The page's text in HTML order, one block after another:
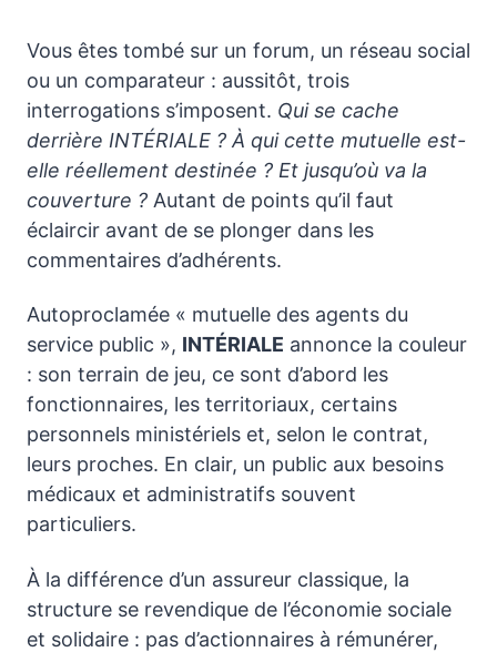
Vous êtes tombé sur un forum, un réseau social
ou un comparateur : aussitôt, trois
interrogations s’imposent. Qui se cache
derrière INTÉRIALE ? À qui cette mutuelle est-
elle réellement destinée ? Et jusqu’où va la
couverture ? Autant de points qu’il faut
éclaircir avant de se plonger dans les
commentaires d’adhérents.
Autoproclamée « mutuelle des agents du
service public », INTÉRIALE annonce la couleur
: son terrain de jeu, ce sont d’abord les
fonctionnaires, les territoriaux, certains
personnels ministériels et, selon le contrat,
leurs proches. En clair, un public aux besoins
médicaux et administratifs souvent
particuliers.
À la différence d’un assureur classique, la
structure se revendique de l’économie sociale
et solidaire : pas d’actionnaires à rémunérer,